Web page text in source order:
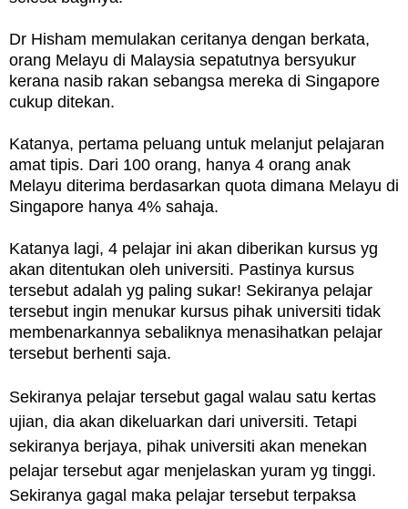
Dr Hisham memulakan ceritanya dengan berkata,
orang Melayu di Malaysia sepatutnya bersyukur
kerana nasib rakan sebangsa mereka di Singapore
cukup ditekan.
Katanya, pertama peluang untuk melanjut pelajaran
amat tipis. Dari 100 orang, hanya 4 orang anak
Melayu diterima berdasarkan quota dimana Melayu di
Singapore hanya 4% sahaja.
Katanya lagi, 4 pelajar ini akan diberikan kursus yg
akan ditentukan oleh universiti. Pastinya kursus
tersebut adalah yg paling sukar! Sekiranya pelajar
tersebut ingin menukar kursus pihak universiti tidak
membenarkannya sebaliknya menasihatkan pelajar
tersebut berhenti saja.
Sekiranya pelajar tersebut gagal walau satu kertas
ujian, dia akan dikeluarkan dari universiti. Tetapi
sekiranya berjaya, pihak universiti akan menekan
pelajar tersebut agar menjelaskan yuram yg tinggi.
Sekiranya gagal maka pelajar tersebut terpaksa